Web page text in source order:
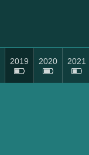
2019 2020 2021